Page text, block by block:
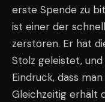
erste Spende zu
ist einer der
zerstören. Er hat
Stolz geleistet,
Eindruck, dass
Gleichzeitig erhält